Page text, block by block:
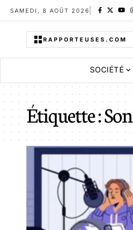
SAMEDI, 8 AOÛT 2026
RAPPORTEUSES.COM
SOCIÉTÉ
Étiquette :Son